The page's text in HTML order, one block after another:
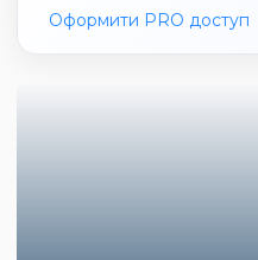
Оформити PRO доступ